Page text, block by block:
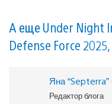
А еще Under Night
Defense Force
Яна
Редактор блога